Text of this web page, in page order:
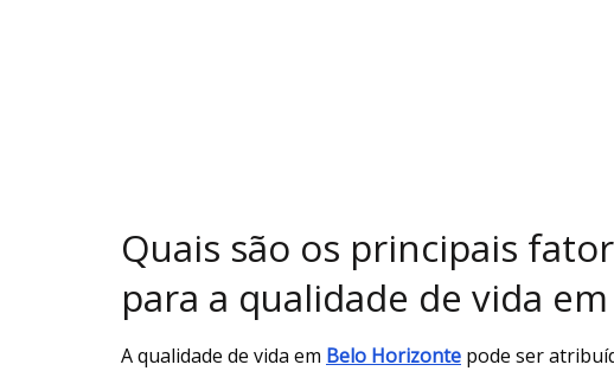
Quais são os principais
para a qualidade de vida
A qualidade de vida em Belo Horizonte pode ser